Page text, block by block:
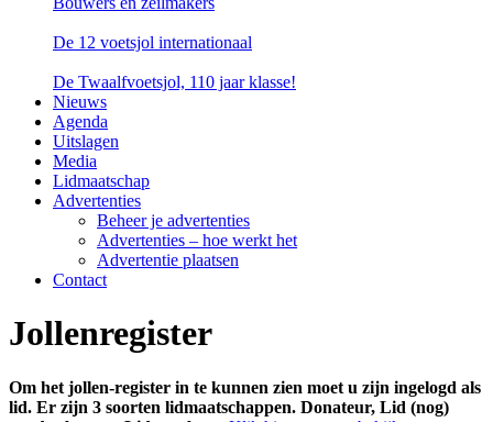
De 12 voetsjol internationaal
De Twaalfvoetsjol, 110 jaar klasse!
Nieuws
Agenda
Uitslagen
Media
Lidmaatschap
Advertenties
Beheer je advertenties
Advertenties – hoe werkt het
Advertentie plaatsen
Contact
Jollenregister
Om het jollen-register in te kunnen zien moet u zijn ingelogd als
lid. Er zijn 3 soorten lidmaatschappen. Donateur, Lid (nog)